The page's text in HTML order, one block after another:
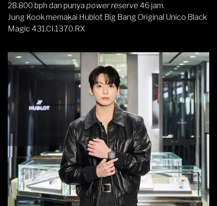
28.800 bph dan punya power reserve 46 jam.
Jung Kook memakai Hublot Big Bang Original Unico Black
Magic 431.CI.1370.RX